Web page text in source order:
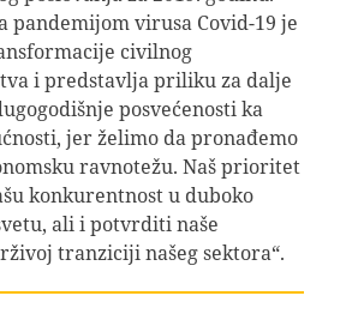
pandemijom virusa Covid-19 je
civilnog
i predstavlja priliku za dalje
posvećenosti ka
jer želimo da pronađemo
ravnotežu. Naš prioritet
konkurentnost u duboko
ali i potvrditi naše
tranziciji našeg sektora“.